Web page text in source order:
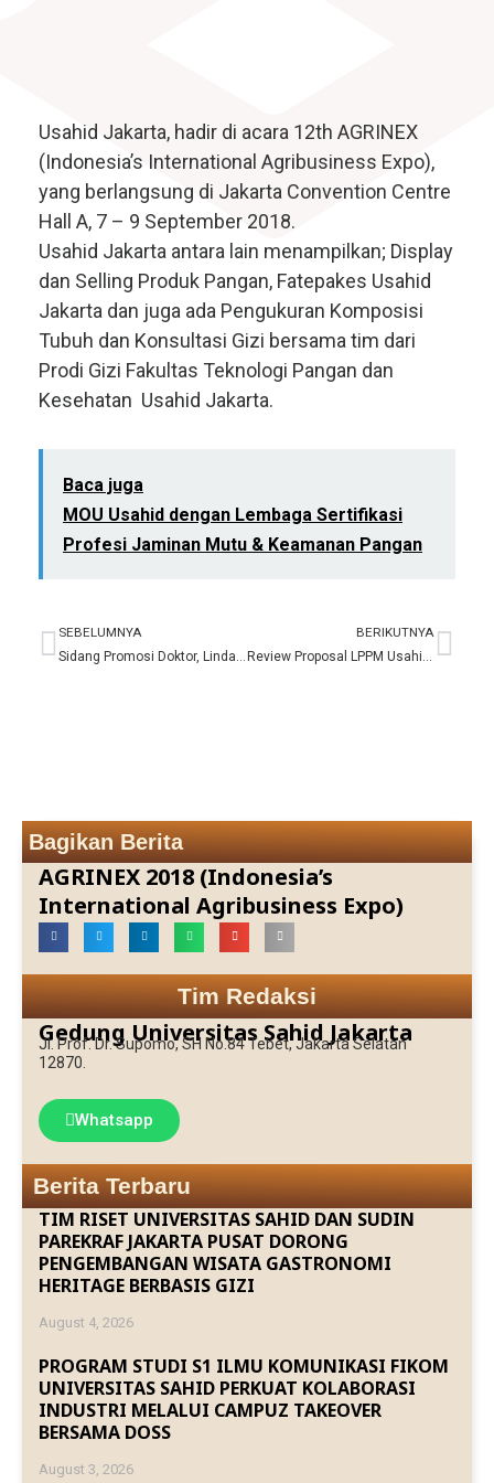
Usahid Jakarta, hadir di acara 12th AGRINEX
(Indonesia’s International Agribusiness Expo),
yang berlangsung di Jakarta Convention Centre
Hall A, 7 – 9 September 2018.
Usahid Jakarta antara lain menampilkan; Display
dan Selling Produk Pangan, Fatepakes Usahid
Jakarta dan juga ada Pengukuran Komposisi
Tubuh dan Konsultasi Gizi bersama tim dari
Prodi Gizi Fakultas Teknologi Pangan dan
Kesehatan Usahid Jakarta.
Baca juga
MOU Usahid dengan Lembaga Sertifikasi
Profesi Jaminan Mutu & Keamanan Pangan
Prev
SEBELUMNYA
Sidang Promosi Doktor, Linda Noviana, M.Si
BERIKUTNYA
Review Proposal LPPM Usahid Jakarta
Bagikan Berita
AGRINEX 2018 (Indonesia’s
International Agribusiness Expo)
Tim Redaksi
Gedung Universitas Sahid Jakarta
Jl. Prof. Dr. Supomo, SH No.84 Tebet, Jakarta Selatan
12870.
Whatsapp
Berita Terbaru
TIM RISET UNIVERSITAS SAHID DAN SUDIN
PAREKRAF JAKARTA PUSAT DORONG
PENGEMBANGAN WISATA GASTRONOMI
HERITAGE BERBASIS GIZI
August 4, 2026
PROGRAM STUDI S1 ILMU KOMUNIKASI FIKOM
UNIVERSITAS SAHID PERKUAT KOLABORASI
INDUSTRI MELALUI CAMPUZ TAKEOVER
BERSAMA DOSS
August 3, 2026